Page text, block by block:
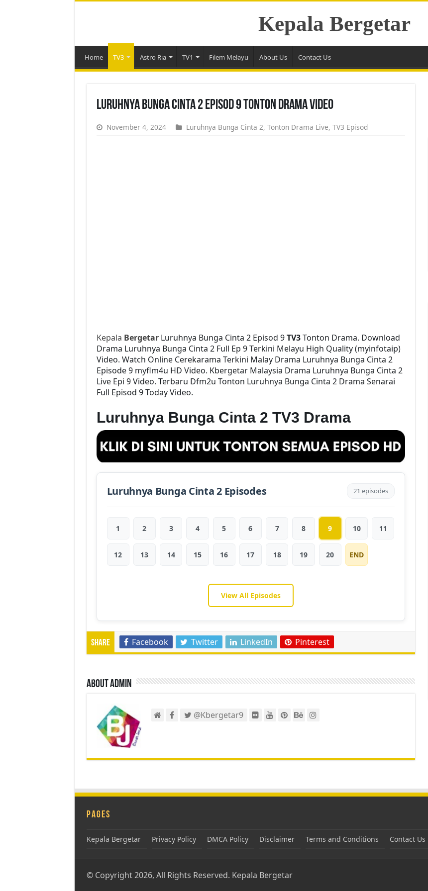
Kepala Bergetar
Home TV3 Astro Ria TV1 Filem Melayu About Us Contact Us
Luruhnya Bunga Cinta 2 Episod 9 Tonton Drama Video
November 4, 2024 Luruhnya Bunga Cinta 2, Tonton Drama Live, TV3 Episod
Kepala BergetarLuruhnya Bunga Cinta 2 Episod 9TV3Tonton Drama. Download
Drama Luruhnya Bunga Cinta 2 Full Ep 9 Terkini Melayu High Quality (myinfotaip)
Video. Watch Online Cerekarama Terkini Malay Drama Luruhnya Bunga Cinta 2
Episode 9 myflm4u HD Video. Kbergetar Malaysia Drama Luruhnya Bunga Cinta 2
Live Epi 9 Video. Terbaru Dfm2u Tonton Luruhnya Bunga Cinta 2 Drama Senarai
Full Episod 9 Today Video.
Luruhnya Bunga Cinta 2 TV3 Drama
Luruhnya Bunga Cinta 2 Episodes 21 episodes
1 2 3 4 5 6 7 8 9 10 11
12 13 14 15 16 17 18 19 20 END
View All Episodes
Share Facebook Twitter LinkedIn Pinterest
About admin
@Kbergetar9
Pages
Kepala Bergetar Privacy Policy DMCA Policy Disclaimer Terms and Conditions Contact Us
© Copyright 2026, All Rights Reserved. Kepala Bergetar